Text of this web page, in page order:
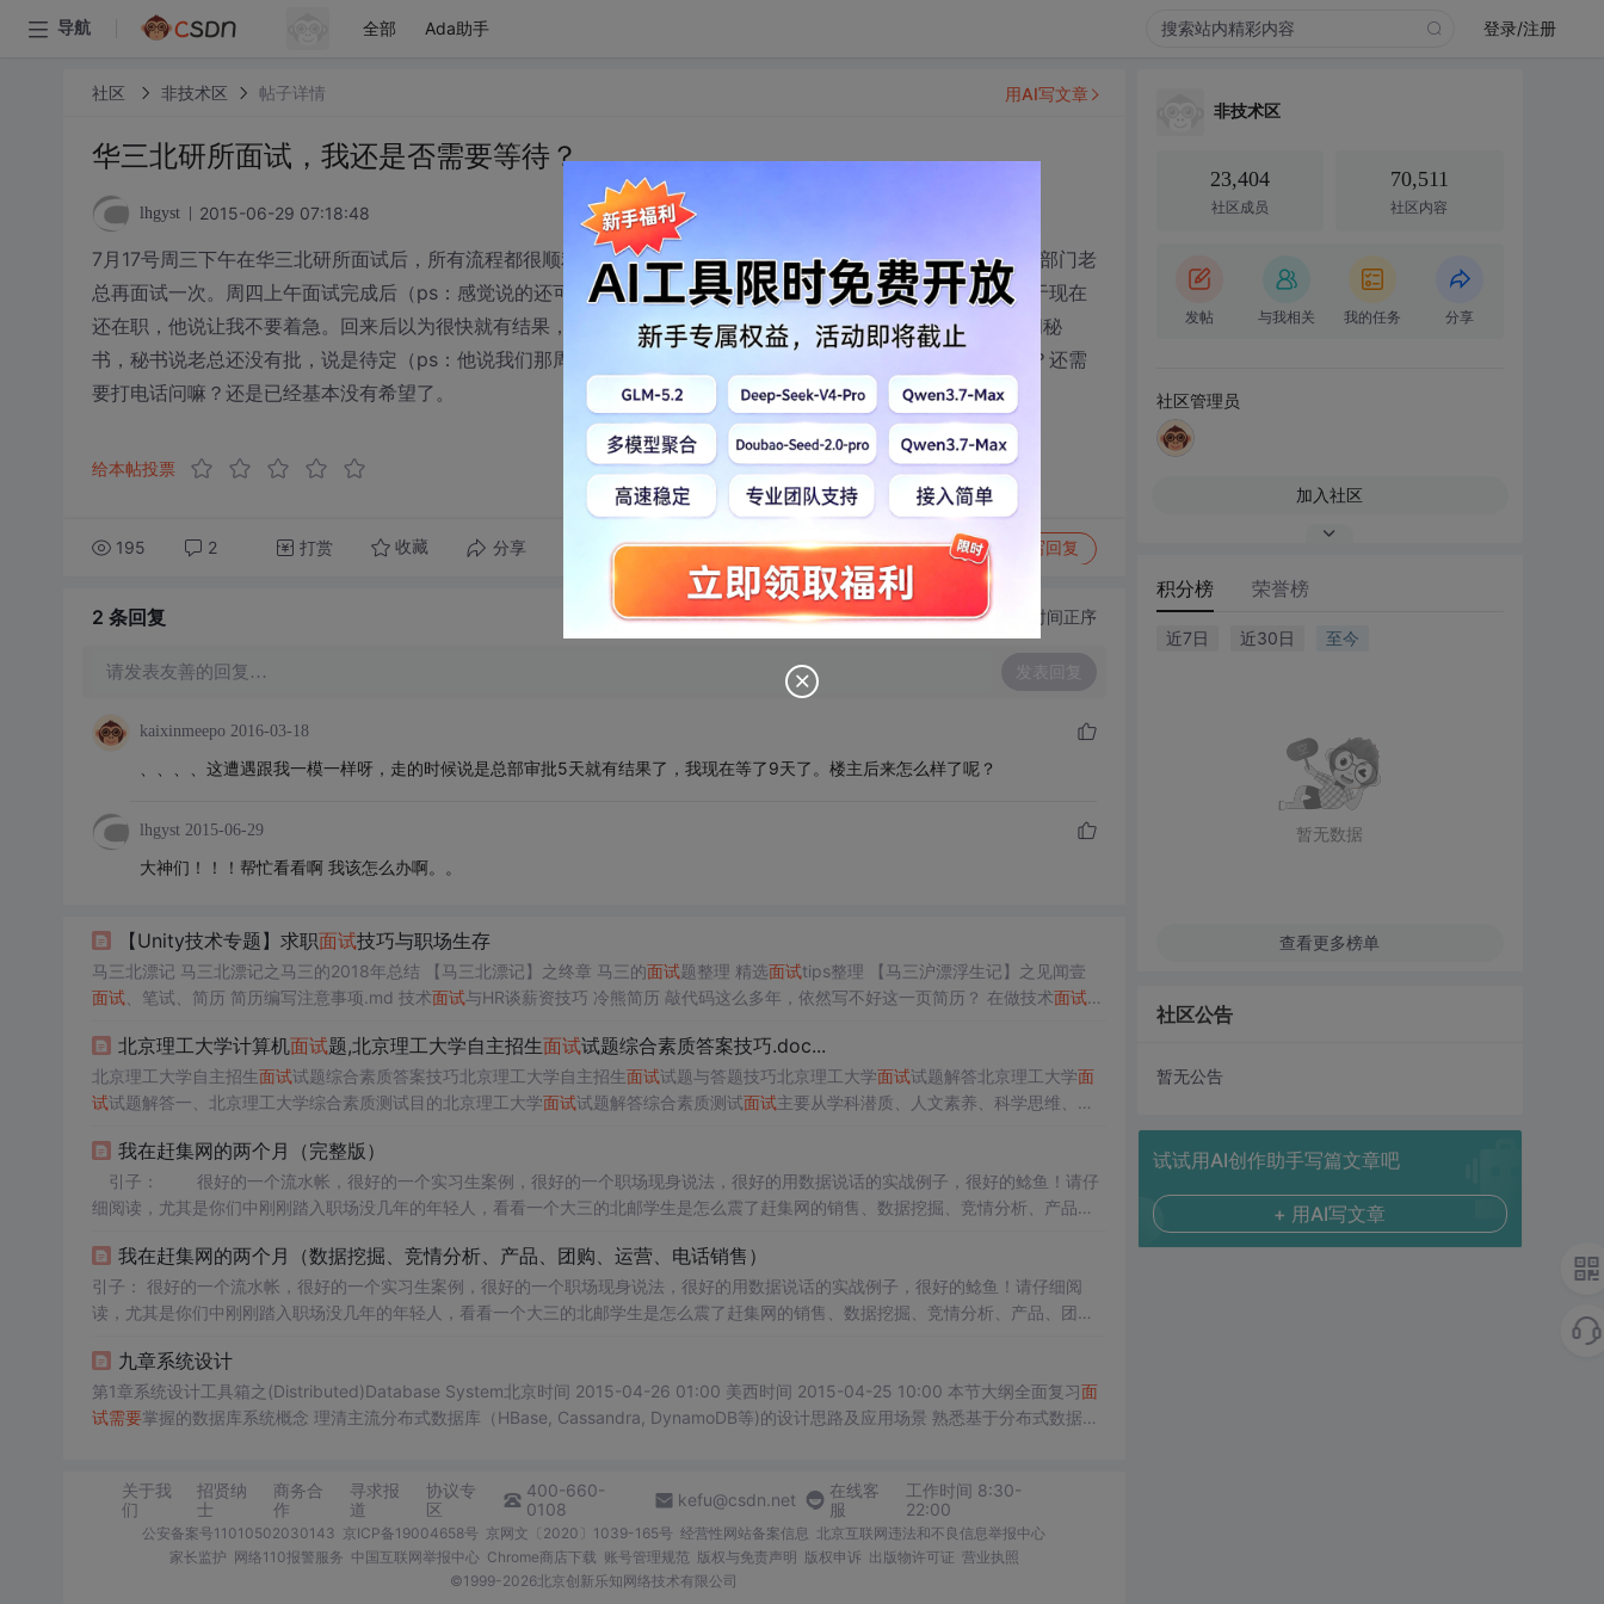
导航 全部 Ada助手 登录/注册
社区 非技术区 帖子详情
华三北研所面试，我还是否需要等待？
lhgyst 2015-06-29 07:18:48
7月17号周三下午在华三北研所面试后，所有流程都很顺利。最后和人事面试完后秘书告诉我周四（18号）上午和部门老
总再面试一次。周四上午面试完成后（ps：感觉说的还可以），走的时候部门老总说要我等俩周左右的时间。由于现在
还在职，他说让我不要着急。回来后以为很快就有结果，但是到现在了（7月29号）还是没有结果。打电话过去问秘
书，秘书说老总还没有批，说是待定（ps：他说我们那周面试的人都是待定的状态）。我现在这种情况怎么办啊？还需
要打电话问嘛？还是已经基本没有希望了。
给本帖投票
195 2 打赏 收藏 分享 转发到动态 举报 写回复
用AI写文章
2 条回复 切换为时间正序
请发表友善的回复… 发表回复
kaixinmeepo 2016-03-18
、、、、这遭遇跟我一模一样呀，走的时候说是总部审批5天就有结果了，我现在等了9天了。楼主后来怎么样了呢？
lhgyst 2015-06-29
大神们！！！帮忙看看啊 我该怎么办啊。。
【Unity技术专题】求职面试技巧与职场生存
马三北漂记 马三北漂记之马三的2018年总结 【马三北漂记】之终章 马三的面试 题整理 精选面试
tips整理 【马三沪漂浮生记】之见闻壹
面试
、笔试、简历 简历编写注意事项.md 技术面试 与HR谈薪资技巧 冷熊简历 敲代码这么多年，依然写不好这一页简历？ 在做技术面试 官
| 如何拿到自己满意的offer？ 一份来自一月寒冬互联网一线的面经（附面试题）
北京理工大学计算机面试题,北京理工大学自主招生面试试题综合素质答案技巧.doc...
北京理工大学自主招生面试试题综合素质答案技巧北京理工大学自主招生面试试题与答题技巧北京理工大学面试试题解答北京理工大学面
试试题解答一、北京理工大学综合素质测试目的北京理工大学面试试题解答综合素质测试面试主要从学科潜质、人文素养、科学思维、个
内容北京理工大学面试试题解答面试其实就是...
我在赶集网的两个月（完整版）
引子： 很好的一个流水帐，很好的一个实习生案例，很好的一个职场现身说法，很好的用数据说话的实战例子，很好的鲶鱼！请仔
细阅读，尤其是你们中刚刚踏入职场没几年的年轻人，看看一个大三的北邮学生是怎么震了赶集网的销售、数据挖掘、竞情分析、产品、
有结果，要清...
我在赶集网的两个月（数据挖掘、竞情分析、产品、团购、运营、电话销售）
引子： 很好的一个流水帐，很好的一个实习生案例，很好的一个职场现身说法，很好的用数据说话的实战例子，很好的鲶鱼！请仔细阅
读，尤其是你们中刚刚踏入职场没几年的年轻人，看看一个大三的北邮学生是怎么震了赶集网的销售、数据挖掘、竞情分析、产品、团
果，要清晰的知道目标和目
九章系统设计
第1章系统设计工具箱之(Distributed)Database System北京时间 2015-04-26 01:00 美西时间 2015-04-25 10:00 本节大纲全面复习面
试需要掌握的数据库系统概念 理清主流分布式数据库（HBase, Cassandra, DynamoDB等)的设计思路及应用场景 熟悉基于分布式数据库
关于我
们
招贤纳
士
商务合
作
寻求报
道
协议专
区
400-660-
0108
kefu@csdn.net
在线客
服
工作时间 8:30-
22:00
公安备案号11010502030143 京ICP备19004658号 京网文〔2020〕1039-165号 经营性网站备案信息 北京互联网违法和不良信息举报中心
家长监护 网络110报警服务 中国互联网举报中心 Chrome商店下载 账号管理规范 版权与免责声明 版权申诉 出版物许可证 营业执照
©1999-2026北京创新乐知网络技术有限公司
非技术区
23,404
社区成员
70,511
社区内容
发帖 与我相关 我的任务 分享
社区管理员
加入社区
积分榜 荣誉榜
近7日 近30日 至今
暂无数据
查看更多榜单
社区公告
暂无公告
试试用AI创作助手写篇文章吧
+ 用AI写文章